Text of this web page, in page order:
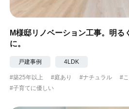
#ふたり暮らし
M様邸リノベーション工事。明る
に。
戸建事例 4LDK
#築25年以上 #庭あり #ナチュラル
#
#子育てに優しい